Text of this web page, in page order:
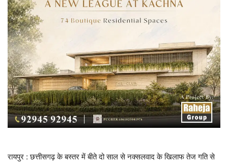
रायपुर : छत्तीसगढ़ के बस्तर में बीते दो साल से नक्सलवाद के खिलाफ तेज गति से